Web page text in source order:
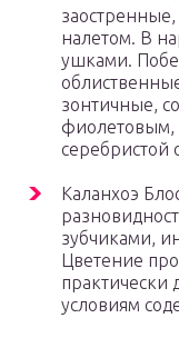
налетом. В
ушками.
зонтичные,
фиолетовым,
серебристой
Каланхоэ
зубчиками,
Цветение
практически
условиям